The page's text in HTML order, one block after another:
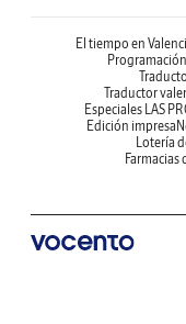
El tiempo en
Traductor
Especiales LAS
Edición impresa
Lotería
Farmacias